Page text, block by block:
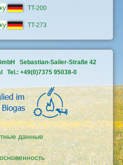
TT-200
TT-273
Sebastian-Sailer-Straße 42
Tel.: +49(0)7375 95038-0
данные